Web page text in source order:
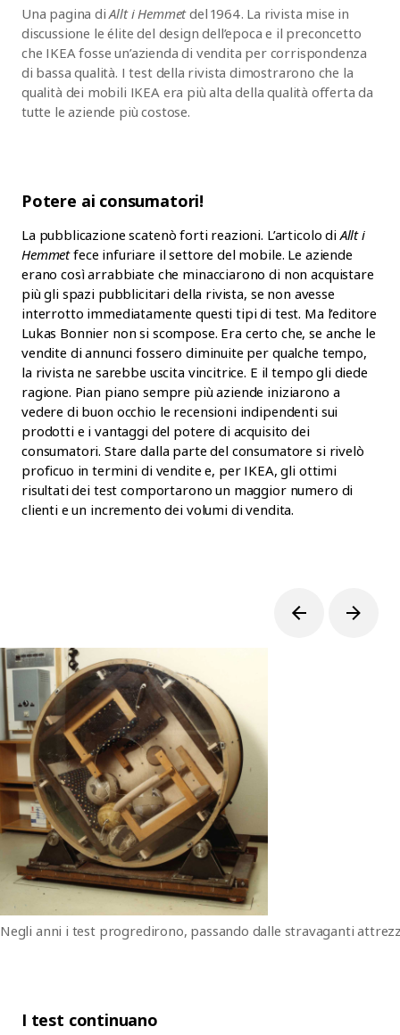
Una pagina diAllt i Hemmetdel 1964. La rivista mise in
discussione le élite del design dell’epoca e il preconcetto
che IKEA fosse un’azienda di vendita per corrispondenza
di bassa qualità. I test della rivista dimostrarono che la
qualità dei mobili IKEA era più alta della qualità offerta da
tutte le aziende più costose.
Potere ai consumatori!
La pubblicazione scatenò forti reazioni. L’articolo diAllt i
Hemmetfece infuriare il settore del mobile. Le aziende
erano così arrabbiate che minacciarono di non acquistare
più gli spazi pubblicitari della rivista, se non avesse
interrotto immediatamente questi tipi di test. Ma l’editore
Lukas Bonnier non si scompose. Era certo che, se anche le
vendite di annunci fossero diminuite per qualche tempo,
la rivista ne sarebbe uscita vincitrice. E il tempo gli diede
ragione. Pian piano sempre più aziende iniziarono a
vedere di buon occhio le recensioni indipendenti sui
prodotti e i vantaggi del potere di acquisito dei
consumatori. Stare dalla parte del consumatore si rivelò
proficuo in termini di vendite e, per IKEA, gli ottimi
risultati dei test comportarono un maggior numero di
clienti e un incremento dei volumi di vendita.
Negli anni i test progredirono, passando dalle stravaganti
I test continuano